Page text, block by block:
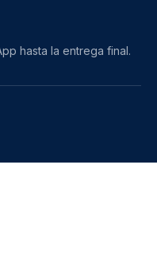
hasta la entrega final.